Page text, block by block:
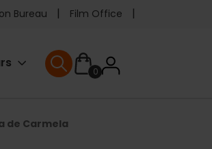
Bureau Film Office
0User
User menu
de Carmela